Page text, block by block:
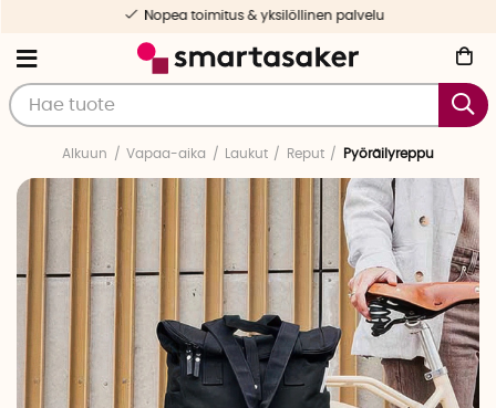
Nopea toimitus & yksilöllinen palvelu
Alkuun Vapaa-aika Laukut Reput Pyöräilyreppu